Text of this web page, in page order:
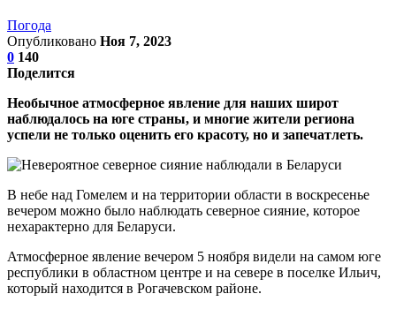
Погода
Опубликовано Ноя 7, 2023
0 140
Поделится
Необычное атмосферное явление для наших широт
наблюдалось на юге страны, и многие жители региона
успели не только оценить его красоту, но и запечатлеть.
В небе над Гомелем и на территории области в воскресенье
вечером можно было наблюдать северное сияние, которое
нехарактерно для Беларуси.
Атмосферное явление вечером 5 ноября видели на самом юге
республики в областном центре и на севере в поселке Ильич,
который находится в Рогачевском районе.